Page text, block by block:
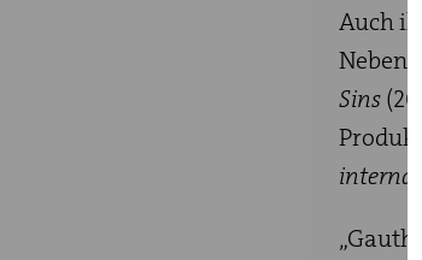
Auch
Neben
Sins